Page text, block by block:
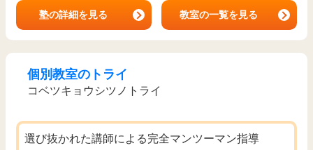
塾の詳細を見る 教室の一覧を見る
個別教室のトライ
コベツキョウシツノトライ
選び抜かれた講師による完全マンツーマン指導